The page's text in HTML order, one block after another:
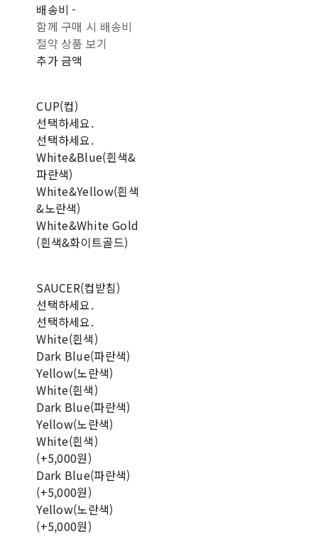
배송비-
함께 구매 시 배송비
절약 상품 보기
추가 금액
CUP(컵)
선택하세요.
선택하세요.
White&Blue(흰색&
파란색)
White&Yellow(흰색
&노란색)
White&White Gold
(흰색&화이트골드)
SAUCER(컵받침)
선택하세요.
선택하세요.
White(흰색)
Dark Blue(파란색)
Yellow(노란색)
White(흰색)
Dark Blue(파란색)
Yellow(노란색)
White(흰색)
(+5,000원)
Dark Blue(파란색)
(+5,000원)
Yellow(노란색)
(+5,000원)